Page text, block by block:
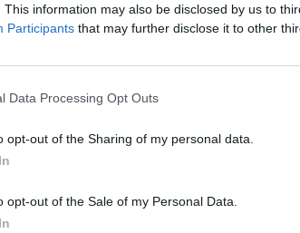
This information may also be disclosed by us to
Participants that may further disclose it to other
Data Processing Opt Outs
opt-out of the Sharing of my personal data.
opt-out of the Sale of my Personal Data.
uppdateras men då i form av ett